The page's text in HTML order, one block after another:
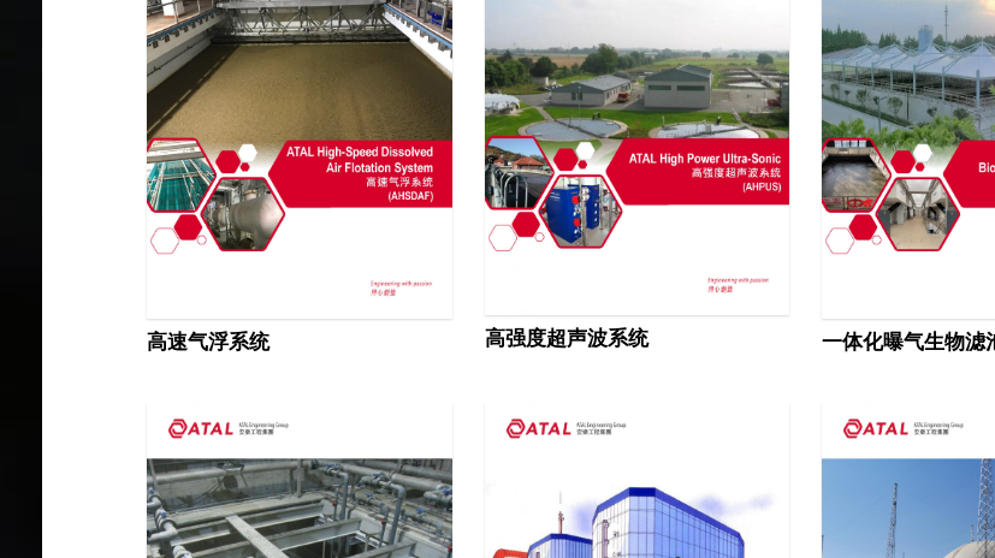
高速气浮系统 高强度超声波系统 一体化曝气生物滤